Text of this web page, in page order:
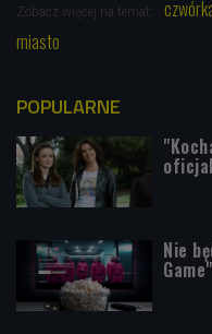
Zobacz więcej na temat:
miasto
POPULARNE
Nie
Game"